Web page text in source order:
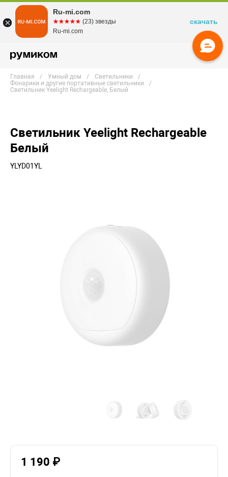
Главная Умный дом
Светильники
Фонарики и другие портативные светильники
Светильник Yeelight Rechargeable, Белый
Светильник Yeelight Rechargeable
Белый
YLYD01YL
1 190 ₽
Ru-mi.com
☆☆☆☆☆
★★★★★ (23) звезды
Ru-mi.com
скачать